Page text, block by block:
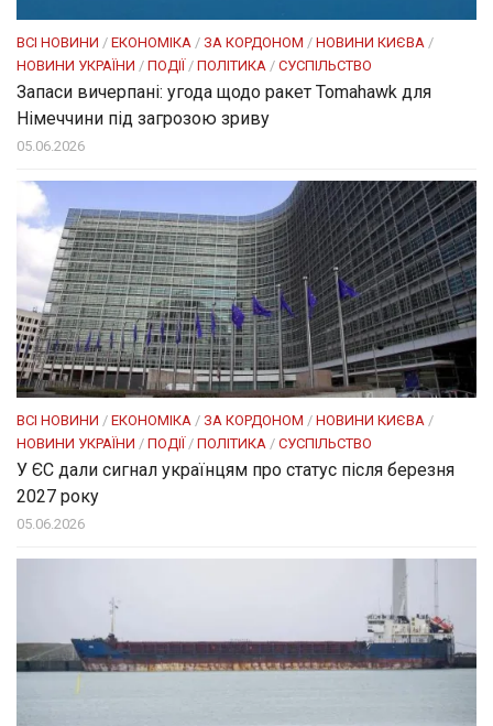
ВСІ НОВИНИ / ЕКОНОМІКА / ЗА КОРДОНОМ / НОВИНИ КИЄВА /
НОВИНИ УКРАЇНИ / ПОДІЇ / ПОЛІТИКА / СУСПІЛЬСТВО
Запаси вичерпані: угода щодо ракет Tomahawk для
Німеччини під загрозою зриву
05.06.2026
ВСІ НОВИНИ / ЕКОНОМІКА / ЗА КОРДОНОМ / НОВИНИ КИЄВА /
НОВИНИ УКРАЇНИ / ПОДІЇ / ПОЛІТИКА / СУСПІЛЬСТВО
У ЄС дали сигнал українцям про статус після березня
2027 року
05.06.2026